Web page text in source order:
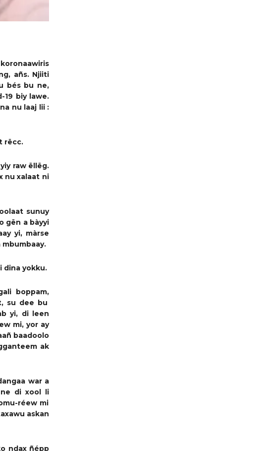
koronaawiris
añs. Njiiti
bés bu ne,
-19 biy lawe.
nu laaj lii :
rëcc.
raw ëllëg.
nu xalaat ni
sunuy
gën a bàyyi
yi, màrse
mbumbaay.
dina yokku.
boppam,
, su dee bu
yi, di leen
mi, yor ay
baadoolo
ak
war a
di xool li
réew mi
askan
ndax ñépp